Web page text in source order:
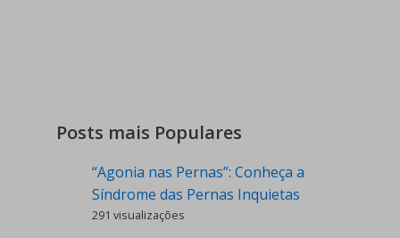
Posts mais Populares
“Agonia nas Pernas”: Conheça a
Síndrome das Pernas Inquietas
291 visualizações